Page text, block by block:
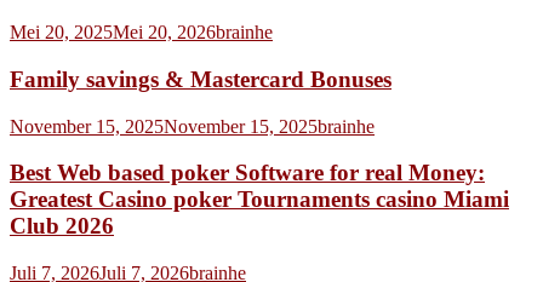
Mei 20, 2025Mei 20, 2026brainhe
Family savings & Mastercard Bonuses
November 15, 2025November 15, 2025brainhe
Best Web based poker Software for real Money:
Greatest Casino poker Tournaments casino Miami
Club 2026
Juli 7, 2026Juli 7, 2026brainhe